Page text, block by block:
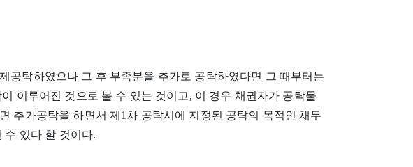
공탁하였으나 그 후 부족분을 추가로 공탁하였다면 그 때부터는
이루어진 것으로 볼 수 있는 것이고, 이 경우 채권자가 공탁물
추가공탁을 하면서 제1차 공탁시에 지정된 공탁의 목적인 채무
수 있다 할 것이다.